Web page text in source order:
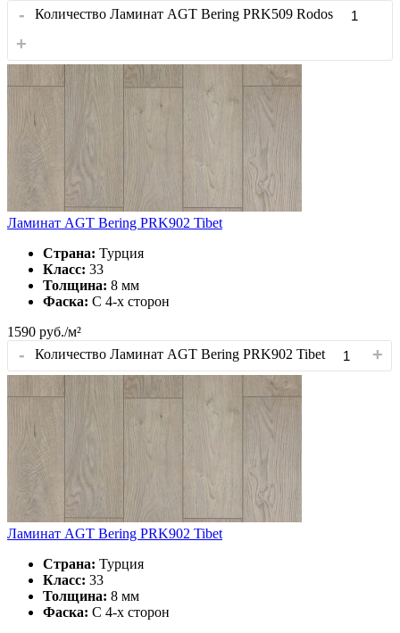
- Количество Ламинат AGT Bering PRK509 Rodos
+
Ламинат AGT Bering PRK902 Tibet
Страна: Турция
Класс: 33
Толщина: 8 мм
Фаска: С 4-x сторон
1590 руб./м²
- Количество Ламинат AGT Bering PRK902 Tibet +
Ламинат AGT Bering PRK902 Tibet
Страна: Турция
Класс: 33
Толщина: 8 мм
Фаска: С 4-x сторон